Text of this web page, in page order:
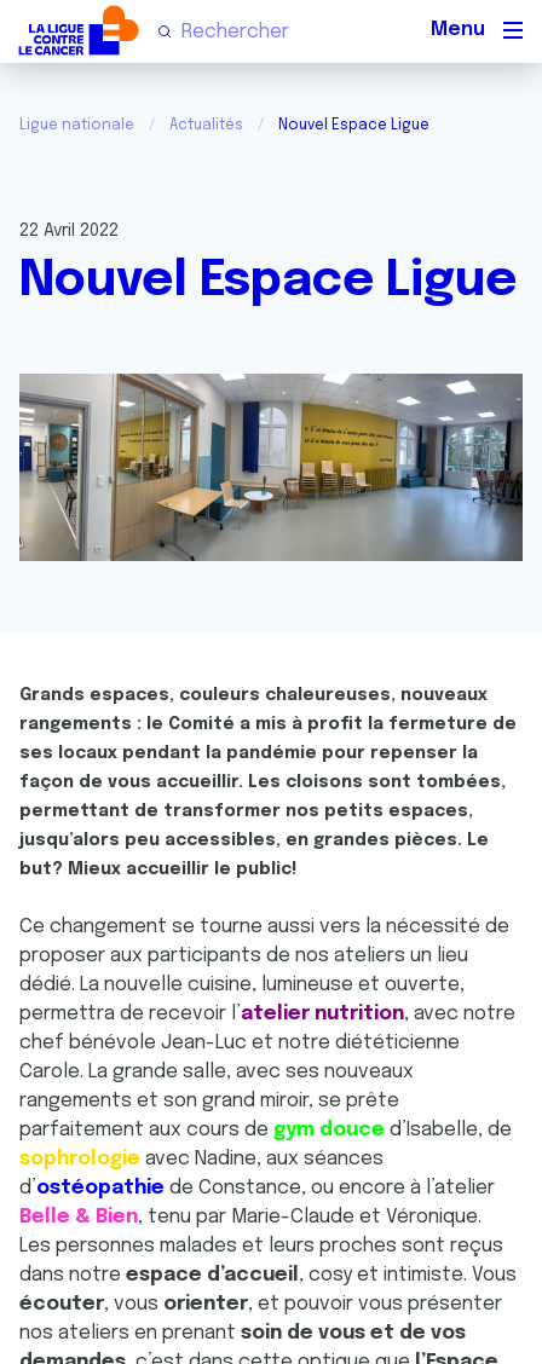
Ligue nationale Actualités Nouvel Espace Ligue
22 Avril 2022
Nouvel Espace Ligue
Grands espaces, couleurs chaleureuses, nouveaux
rangements : le Comité a mis à profit la fermeture de
ses locaux pendant la pandémie pour repenser la
façon de vous accueillir. Les cloisons sont tombées,
permettant de transformer nos petits espaces,
jusqu’alors peu accessibles, en grandes pièces. Le
but? Mieux accueillir le public!
Ce changement se tourne aussi vers la nécessité de
proposer aux participants de nos ateliers un lieu
dédié. La nouvelle cuisine, lumineuse et ouverte,
permettra de recevoir l’atelier nutrition, avec notre
chef bénévole Jean-Luc et notre diététicienne
Carole. La grande salle, avec ses nouveaux
rangements et son grand miroir, se prête
parfaitement aux cours de gym douce d’Isabelle, de
sophrologie avec Nadine, aux séances
d’ostéopathie de Constance, ou encore à l’atelier
Belle & Bien, tenu par Marie-Claude et Véronique.
Les personnes malades et leurs proches sont reçus
dans notre espace d’accueil , cosy et intimiste. Vous
écouter, vous orienter, et pouvoir vous présenter
nos ateliers en prenant soin de vous et de vos